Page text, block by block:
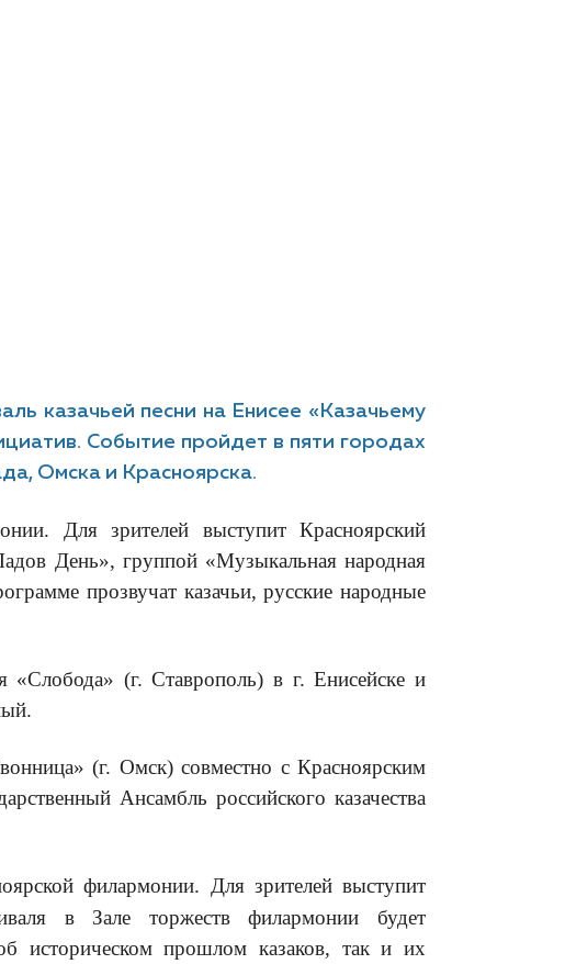
казачьей песни на Енисее «Казачьему
Событие пройдет в пяти городах
Омска и Красноярска.
Для зрителей выступит Красноярский
День», группой «Музыкальная народная
прозвучат казачьи, русские народные
«Слобода» (г. Ставрополь) в г. Енисейске и
(г. Омск) совместно с Красноярским
Ансамбль российского казачества
филармонии. Для зрителей выступит
в Зале торжеств филармонии будет
историческом прошлом казаков, так и их